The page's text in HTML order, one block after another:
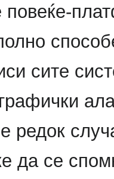
повеќе-
сите
редок
да се